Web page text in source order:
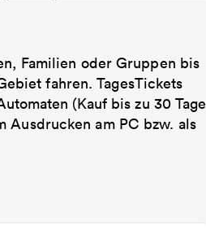
Familien oder Gruppen bis
fahren. TagesTickets
(Kauf bis zu 30 Tage
Ausdrucken am PC bzw. als